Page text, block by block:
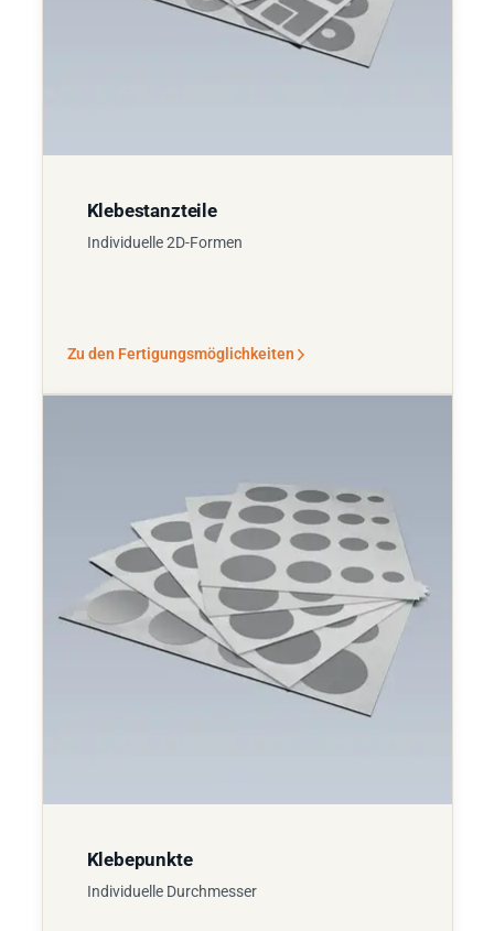
Klebestanzteile
Individuelle 2D-Formen
Zu den Fertigungsmöglichkeiten
Klebepunkte
Individuelle Durchmesser